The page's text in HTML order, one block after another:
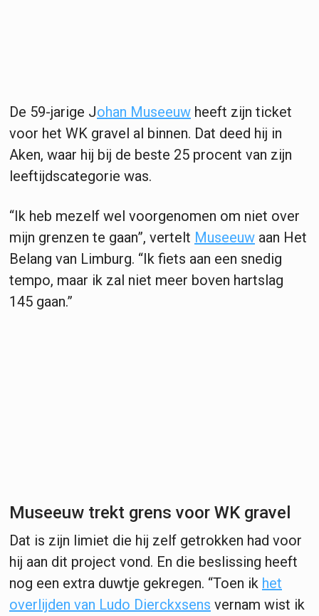
De 59-jarige Johan Museeuw heeft zijn ticket
voor het WK gravel al binnen. Dat deed hij in
Aken, waar hij bij de beste 25 procent van zijn
leeftijdscategorie was.
“Ik heb mezelf wel voorgenomen om niet over
mijn grenzen te gaan”, vertelt Museeuw aan Het
Belang van Limburg. “Ik fiets aan een snedig
tempo, maar ik zal niet meer boven hartslag
145 gaan.”
Museeuw trekt grens voor WK gravel
Dat is zijn limiet die hij zelf getrokken had voor
hij aan dit project vond. En die beslissing heeft
nog een extra duwtje gekregen. “Toen ik het
overlijden van Ludo Dierckxsens vernam wist ik